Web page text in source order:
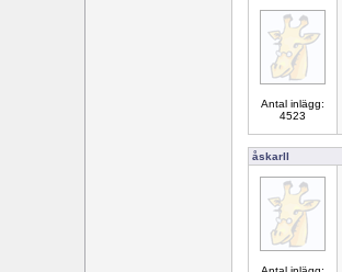
Antal inlägg:
4523
åskarll